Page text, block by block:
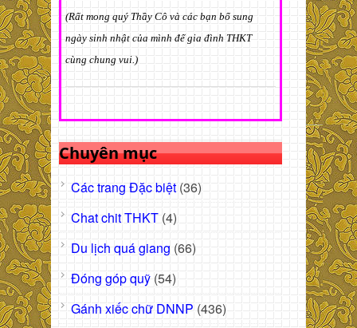
(Rất mong quý Thầy Cô và các bạn bổ sung
ngày sinh nhật của mình để gia đình THKT
cùng chung vui.)
Chuyên mục
Các trang Đặc biệt (36)
Chat chit THKT (4)
Du lịch quá giang (66)
Đóng góp quỹ (54)
Gánh xiếc chữ DNNP (436)